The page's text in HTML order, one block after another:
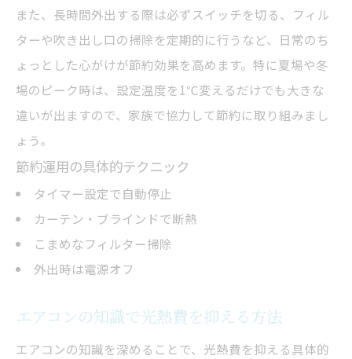
また、長時間外出する際は必ずスイッチを切る、フィル
ターや吹き出し口の掃除を定期的に行うなど、日常のち
ょっとした心がけが節約効果を高めます。特に夏場や冬
場のピーク時は、設定温度を1℃変えるだけでも大きな
違いが出ますので、家族で協力して節約に取り組みまし
ょう。
節約運用の具体的テクニック
タイマー設定で自動停止
カーテン・ブラインドで断熱
こまめなフィルター掃除
外出時は電源オフ
エアコンの知識で光熱費を抑える方法
エアコンの知識を深めることで、光熱費を抑える具体的